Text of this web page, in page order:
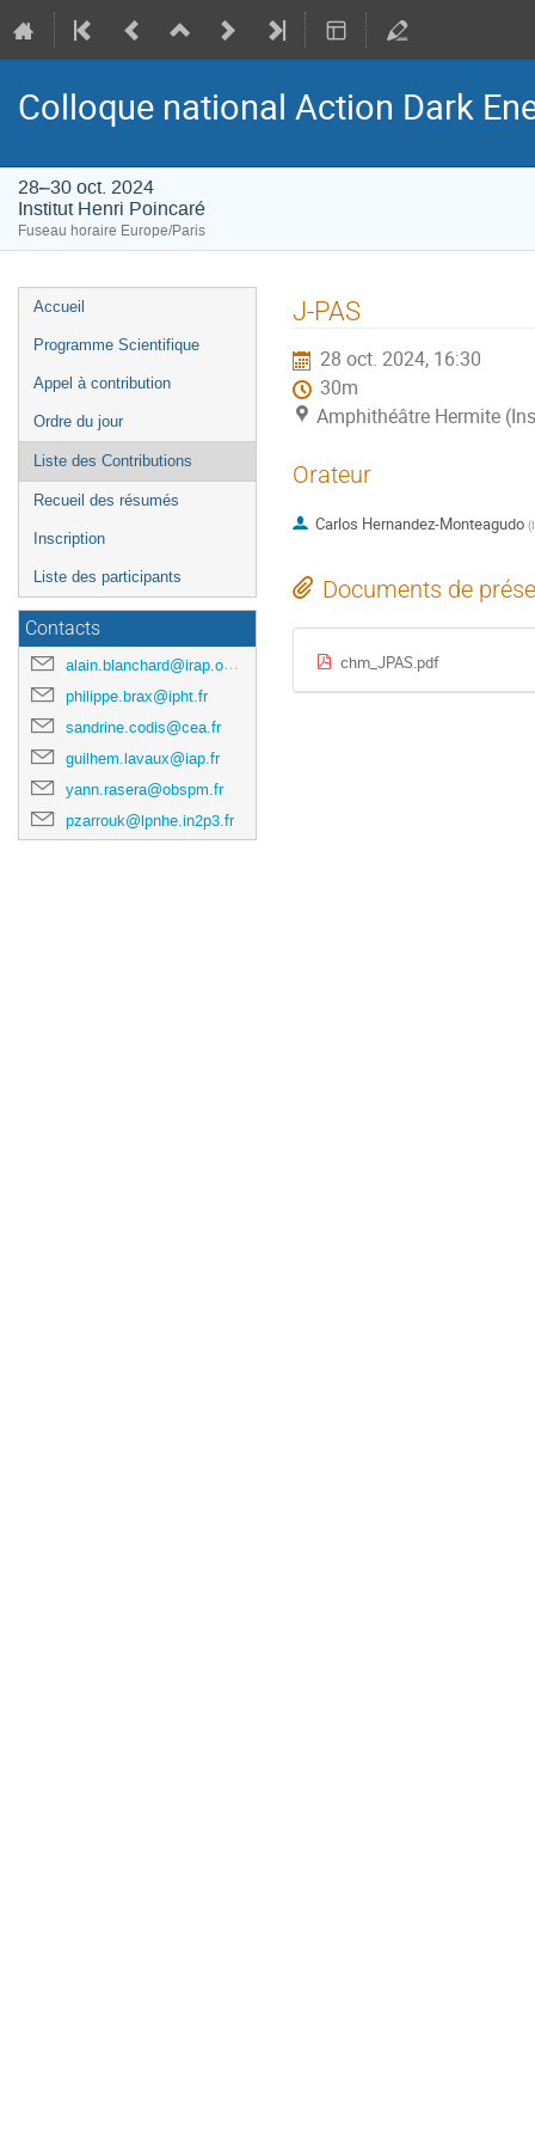
Colloque national Action Dark
28–30 oct. 2024
Institut Henri Poincaré
Fuseau horaire Europe/Paris
Menu
de
Accueil
Programme Scientifique
Appel à contribution
Ordre du jour
Liste des Contributions
Recueil des résumés
Inscription
Liste des participants
Contacts
alain.blanchard@irap.omp.eu
philippe.brax@ipht.fr
sandrine.codis@cea.fr
guilhem.lavaux@iap.fr
yann.rasera@obspm.fr
pzarrouk@lpnhe.in2p3.fr
J-PAS
28 oct. 2024, 16:30
30m
Amphithéâtre Hermite
Orateur
Carlos Hernandez-Monteagudo (
Documents de
chm_JPAS.pdf